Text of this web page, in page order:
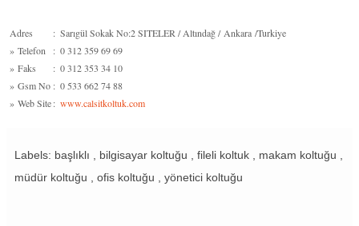
Adres : Sarıgül Sokak No:2 SITELER / Altındağ / Ankara /Turkiye
» Telefon : 0 312 359 69 69
» Faks : 0 312 353 34 10
» Gsm No : 0 533 662 74 88
» Web Site: www.calsitkoltuk.com
Labels: başlıklı , bilgisayar koltuğu , fileli koltuk , makam koltuğu ,
müdür koltuğu , ofis koltuğu , yönetici koltuğu